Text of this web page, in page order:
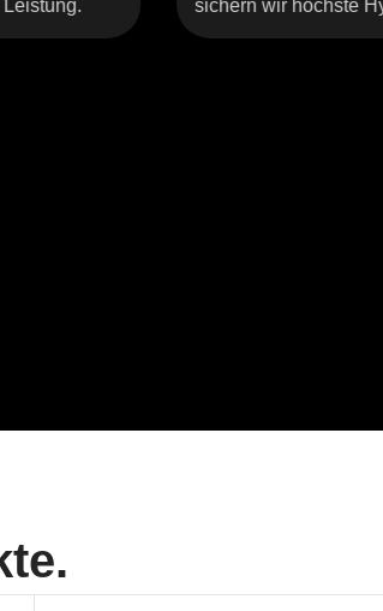
sichern wir höchste Hygienestandards